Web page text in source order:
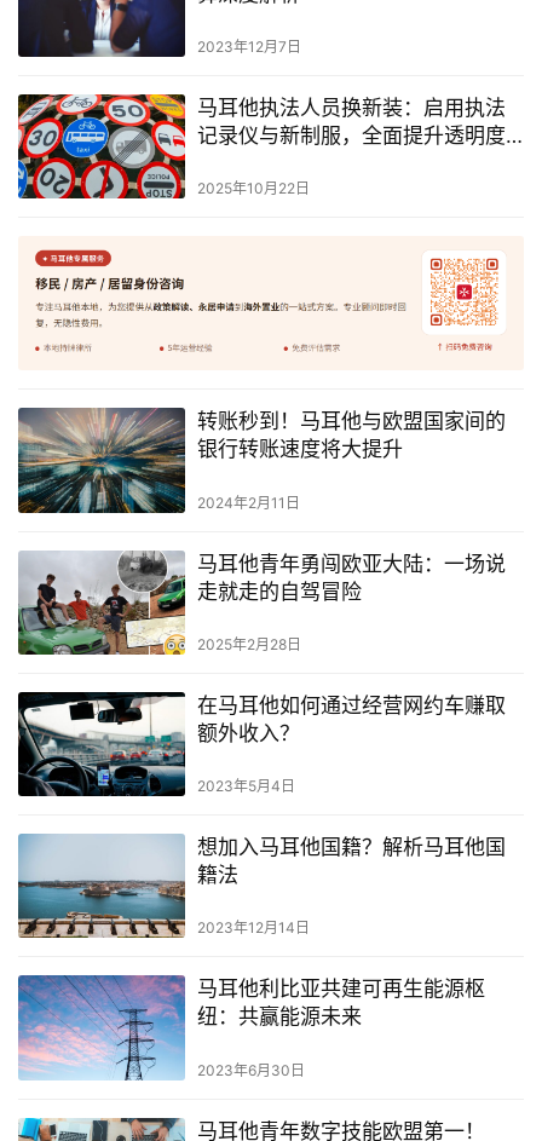
2023年12月7日
马耳他执法人员换新装：启用执法
记录仪与新制服，全面提升透明度
2025年10月22日
转账秒到！马耳他与欧盟国家间的
银行转账速度将大提升
2024年2月11日
马耳他青年勇闯欧亚大陆：一场说
走就走的自驾冒险
2025年2月28日
在马耳他如何通过经营网约车赚取
额外收入？
2023年5月4日
想加入马耳他国籍？解析马耳他国
籍法
2023年12月14日
马耳他利比亚共建可再生能源枢
纽：共赢能源未来
2023年6月30日
马耳他青年数字技能欧盟第一！